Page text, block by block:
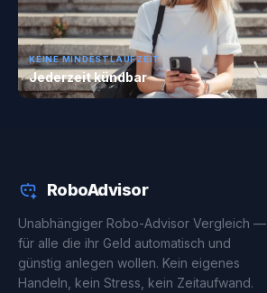
KEINE MINDESTLAUFZEIT
Jederzeit kündbar
RoboAdvisor
Unabhängiger Robo-Advisor Vergleich —
für alle die ihr Geld automatisch und
günstig anlegen wollen. Kein eigenes
Handeln, kein Stress, kein Zeitaufwand.